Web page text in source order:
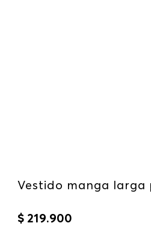
Vestido manga larga
$ 219.900